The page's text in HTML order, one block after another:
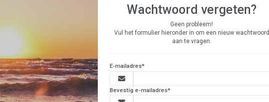
Wachtwoord vergeten?
Geen probleem!
Vul het formulier hieronder in om een nieuw wachtwoord
aan te vragen.
E-mailadres*
Bevestig e-mailadres*